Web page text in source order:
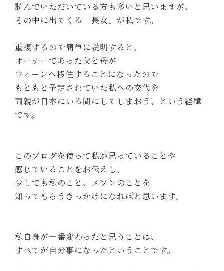
読んでいただいている方も多いと思いますが、
その中に出てくる「長女」が私です。
重複するので簡単に説明すると、
オーナーであった父と母が
ウィーンへ移住することになったので
もともと予定されていた私への交代を
両親が日本にいる間にしてしまおう、という経緯
です。
このブログを使って私が思っていることや
感じていることをお伝えし、
少しでも私のこと、メソンのことを
知ってもらうきっかけになればと思います。
私自身が一番変わったと思うことは、
すべてが自分事になったということです。